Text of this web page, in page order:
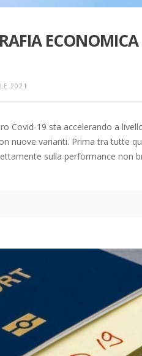
2021
Covid-19 sta accelerando a
nuove varianti. Prima tra tutte
sulla performance non